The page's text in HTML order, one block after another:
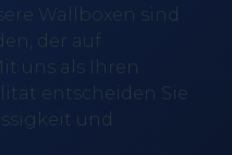
Wallboxen sind
der auf
uns als Ihren
entscheiden Sie
und